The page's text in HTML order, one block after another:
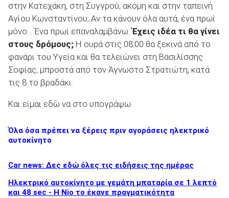
στην Κατεχάκη, στη Συγγρού, ακόμη και στην ταπεινή
Αγίου Κωνσταντίνου; Αν τα κάνουν όλα αυτά, ένα πρωί
μόνο… Ένα πρωί επαναλαμβάνω.Έχεις ιδέα τι θα γίνει
στους δρόμους; Η ουρά στις 08:00 θα ξεκινά από το
φανάρι του Υγεία και θα τελειώνει στη Βασιλίσσης
Σοφίας, μπροστά από τον Άγνωστο Στρατιώτη, κατά
τις 8 το βραδάκι.
Και είμαι εδώ να στο υπογράψω.
Όλα όσα πρέπει να ξέρεις πριν αγοράσεις ηλεκτρικό
αυτοκίνητο
Car news: Δες εδώ όλες τις ειδήσεις της ημέρας
Ηλεκτρικό αυτοκίνητο με γεμάτη μπαταρία σε 1 λεπτό
και 48 sec - Η Nio το έκανε πραγματικότητα